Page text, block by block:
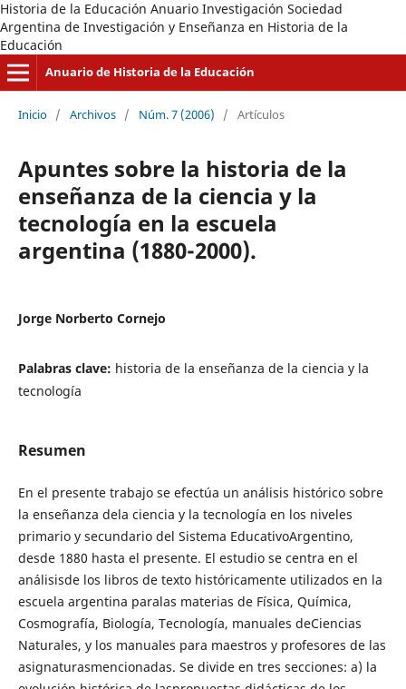
Historia de la Educación Anuario Investigación Sociedad
Argentina de Investigación y Enseñanza en Historia de la
Educación
Anuario de Historia de la Educación
Inicio / Archivos / Núm. 7 (2006) / Artículos
Apuntes sobre la historia de la
enseñanza de la ciencia y la
tecnología en la escuela
argentina (1880-2000).
Jorge Norberto Cornejo
Palabras clave: historia de la enseñanza de la ciencia y la
tecnología
Resumen
En el presente trabajo se efectúa un análisis histórico sobre
la enseñanza dela ciencia y la tecnología en los niveles
primario y secundario del Sistema EducativoArgentino,
desde 1880 hasta el presente. El estudio se centra en el
análisisde los libros de texto históricamente utilizados en la
escuela argentina paralas materias de Física, Química,
Cosmografía, Biología, Tecnología, manuales deCiencias
Naturales, y los manuales para maestros y profesores de las
asignaturasmencionadas. Se divide en tres secciones: a) la